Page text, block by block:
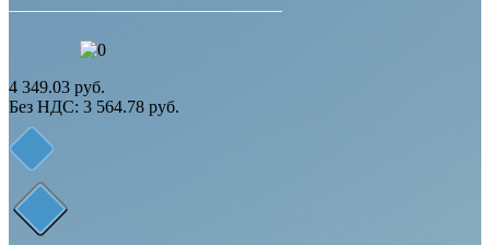
4 349.03 руб.
Без НДС: 3 564.78 руб.